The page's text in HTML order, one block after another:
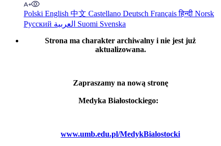
Polski English 中文 Castellano Deutsch Françaisहिन्दी Norsk
Русский
Suomi Svenska
Strona ma charakter archiwalny i nie jest już
aktualizowana.
Zapraszamy na nową stronę
Medyka Białostockiego:
www.umb.edu.pl/MedykBialostocki